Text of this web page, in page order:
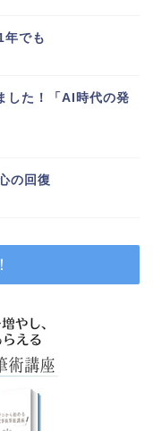
年でも
した！「AI時代の発
の回復